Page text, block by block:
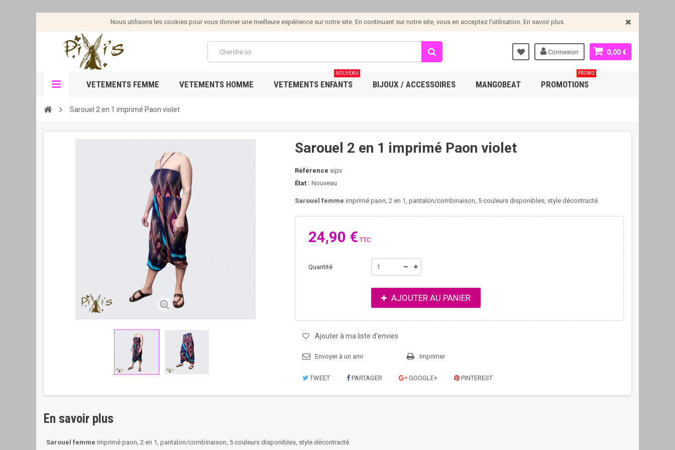
Nous utilisons les cookies pour vous donner une meilleure expérience sur notre site. En continuant sur notre site, vous en acceptez l'utilisation. En savoir plus.
0,00 €
Connexion
VETEMENTS FEMME VETEMENTS HOMME VETEMENTS ENFANTS
NOUVEAU
BIJOUX / ACCESSOIRES MANGOBEAT PROMOTIONS
PROMO
Sarouel 2 en 1 imprimé Paon violet
Sarouel 2 en 1 imprimé Paon violet
Référence sipv
État : Nouveau
Sarouel femme imprimé paon, 2 en 1, pantalon/combinaison, 5 couleurs disponibles, style décontracté.
24,90 € TTC
Quantité
AJOUTER AU PANIER
Ajouter à ma liste d'envies
Envoyer à un ami Imprimer
TWEET PARTAGER GOOGLE+ PINTEREST
En savoir plus
Sarouel femme imprimé paon, 2 en 1, pantalon/combinaison, 5 couleurs disponibles, style décontracté.